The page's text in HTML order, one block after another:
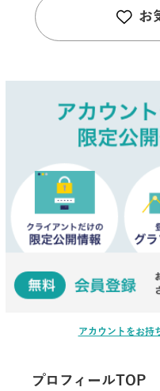
お
アカウントをお持
プロフィールTOP